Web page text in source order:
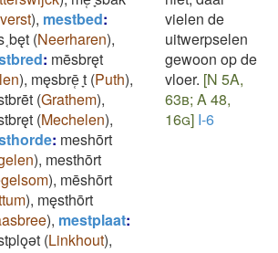
), mestbed:
(Neerharen),
: mēsbręt
), męsbrē̜ ̞t (Puth),
(Grathem),
(Mechelen),
: meshōrt
), mesthōrt
), mēshōrt
), męsthōrt
), mestplaat:
(Linkhout),
vielen de
uitwerpselen
gewoon op de
vloer. [N 5A,
63b; A 48,
16g] I-6